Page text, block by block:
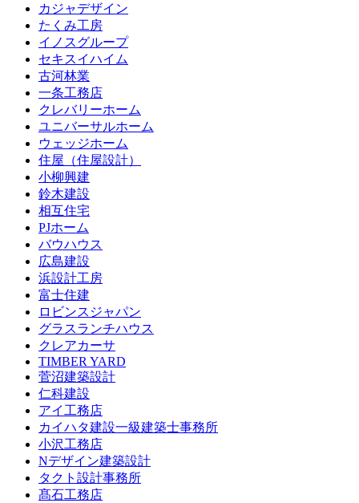
カジャデザイン
たくみ工房
イノスグループ
セキスイハイム
古河林業
一条工務店
クレバリーホーム
ユニバーサルホーム
ウェッジホーム
住屋（住屋設計）
小柳興建
鈴木建設
相互住宅
PJホーム
バウハウス
広島建設
浜設計工房
富士住建
ロビンスジャパン
グラスランチハウス
クレアカーサ
TIMBER YARD
菅沼建築設計
仁科建設
アイ工務店
カイハタ建設一級建築士事務所
小沢工務店
Nデザイン建築設計
タクト設計事務所
髙石工務店